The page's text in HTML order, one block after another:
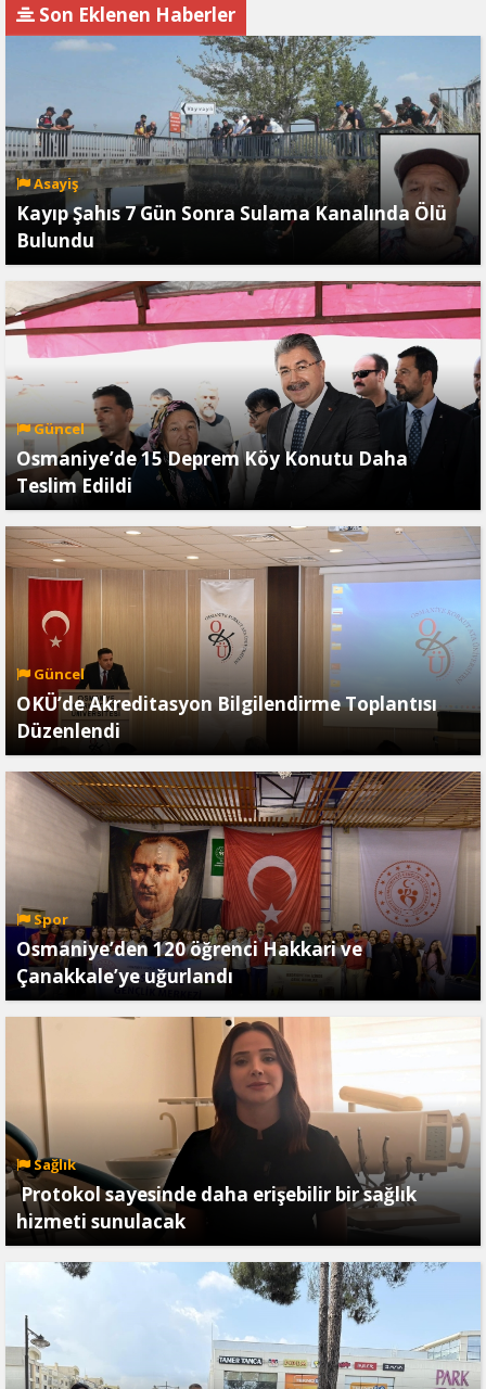
Son Eklenen Haberler
Asayiş
Kayıp Şahıs 7 Gün Sonra Sulama Kanalında Ölü
Bulundu
Güncel
Osmaniye’de 15 Deprem Köy Konutu Daha
Teslim Edildi
Güncel
OKÜ’de Akreditasyon Bilgilendirme Toplantısı
Düzenlendi
Spor
Osmaniye’den 120 öğrenci Hakkari ve
Çanakkale’ye uğurlandı
Sağlık
Protokol sayesinde daha erişebilir bir sağlık
hizmeti sunulacak